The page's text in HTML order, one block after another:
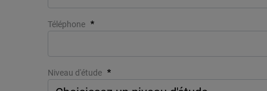
Téléphone
Niveau d'étude